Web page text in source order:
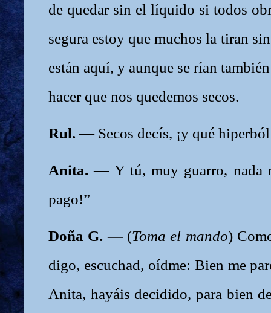
de quedar sin el líquido si todos
segura estoy que muchos la tiran
están aquí, y aunque se rían
hacer que nos quedemos secos.
Rul. — Secos decís, ¡y qué
Anita. —Y tú, muy guarro, nada
pago!”
Doña G. — (Toma el mando)
digo, escuchad, oídme: Bien me
Anita, hayáis decidido, para bien